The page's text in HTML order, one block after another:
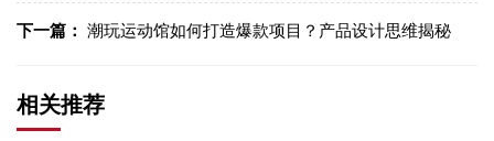
下一篇： 潮玩运动馆如何打造爆款项目？产品设计思维揭秘
相关推荐